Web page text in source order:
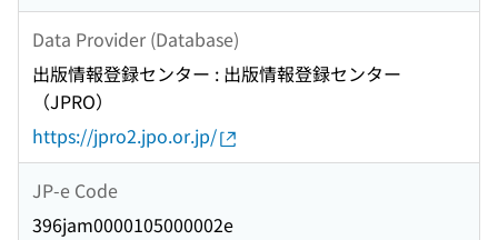
Data Provider (Database)
出版情報登録センター : 出版情報登録センター
（JPRO）
https://jpro2.jpo.or.jp/
JP-e Code
396jam0000105000002e